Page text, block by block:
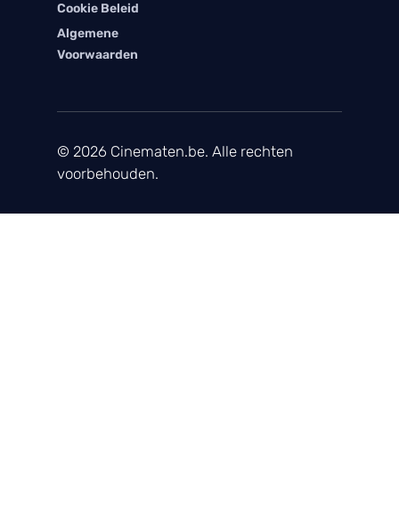
Cookie Beleid
Algemene
Voorwaarden
© 2026 Cinematen.be. Alle rechten
voorbehouden.